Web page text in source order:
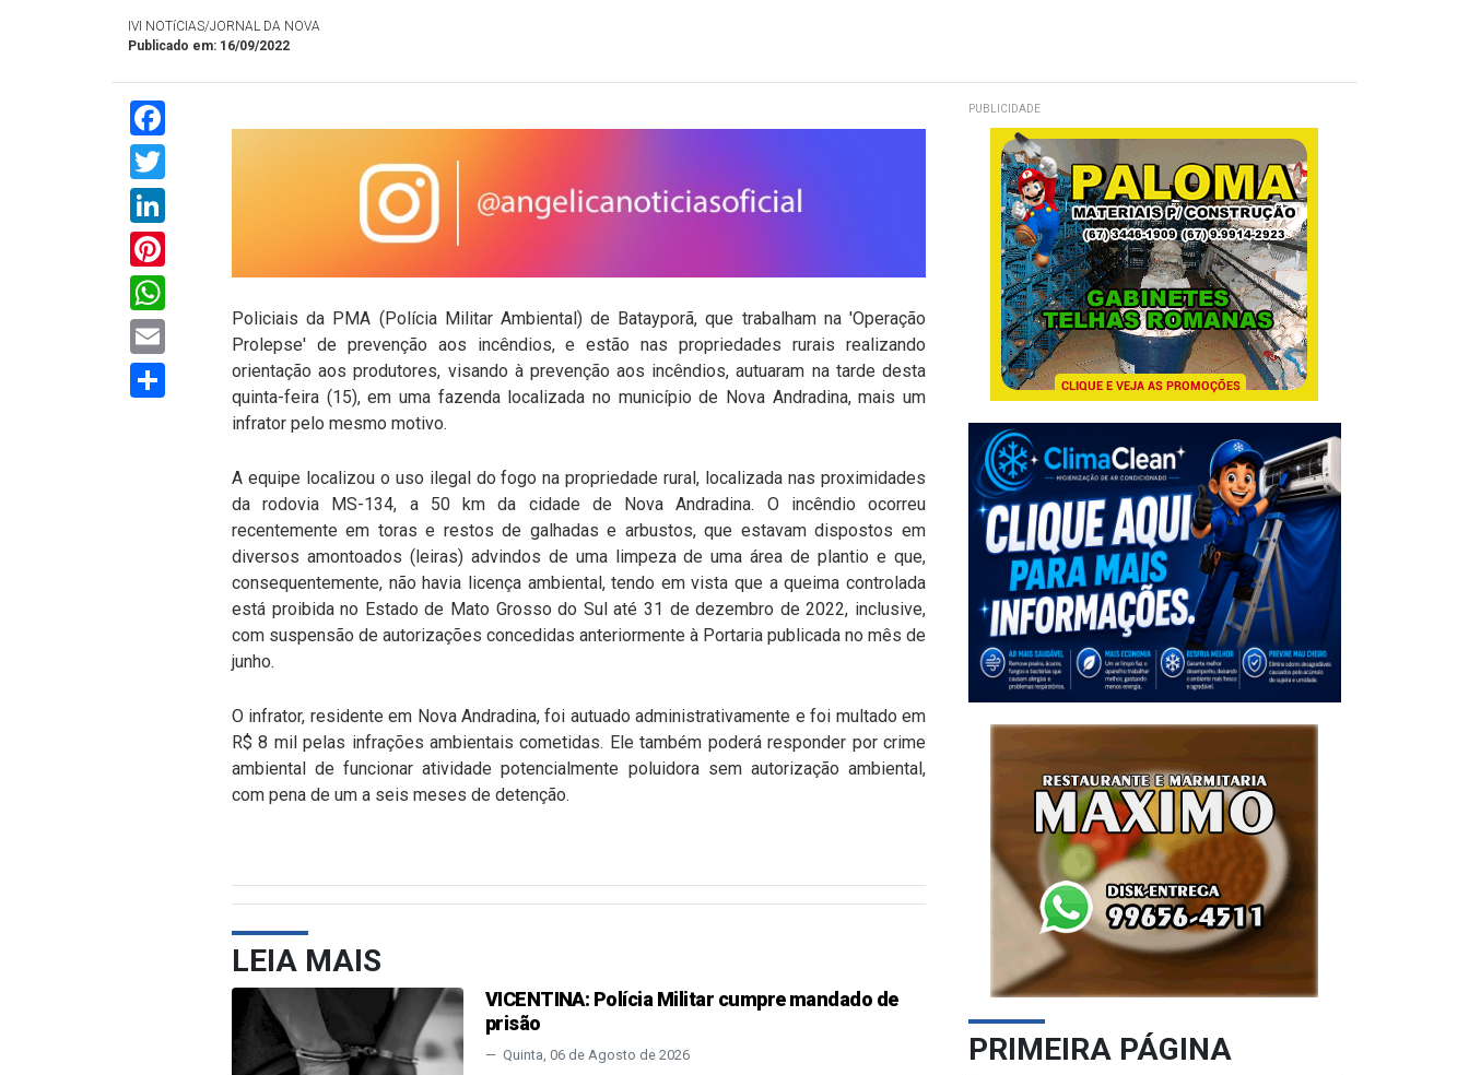
IVI NOTíCIAS/JORNAL DA NOVA
Publicado em: 16/09/2022
WhatsApp
Compartilhar
Policiais da PMA (Polícia Militar Ambiental) de Batayporã, que trabalham na 'Operação
Prolepse' de prevenção aos incêndios, e estão nas propriedades rurais realizando
orientação aos produtores, visando à prevenção aos incêndios, autuaram na tarde desta
quinta-feira (15), em uma fazenda localizada no município de Nova Andradina, mais um
infrator pelo mesmo motivo.
A equipe localizou o uso ilegal do fogo na propriedade rural, localizada nas proximidades
da rodovia MS-134, a 50 km da cidade de Nova Andradina. O incêndio ocorreu
recentemente em toras e restos de galhadas e arbustos, que estavam dispostos em
diversos amontoados (leiras) advindos de uma limpeza de uma área de plantio e que,
consequentemente, não havia licença ambiental, tendo em vista que a queima controlada
está proibida no Estado de Mato Grosso do Sul até 31 de dezembro de 2022, inclusive,
com suspensão de autorizações concedidas anteriormente à Portaria publicada no mês de
junho.
O infrator, residente em Nova Andradina, foi autuado administrativamente e foi multado em
R$ 8 mil pelas infrações ambientais cometidas. Ele também poderá responder por crime
ambiental de funcionar atividade potencialmente poluidora sem autorização ambiental,
com pena de um a seis meses de detenção.
LEIA MAIS
VICENTINA: Polícia Militar cumpre mandado de
prisão
Quinta, 06 de Agosto de 2026
PUBLICIDADE
PRIMEIRA PÁGINA